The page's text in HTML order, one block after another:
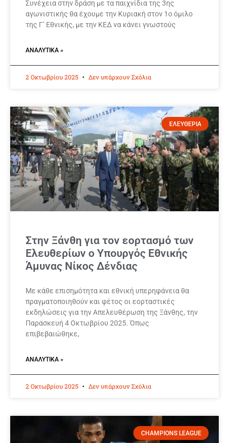
Συνέχεια στην δράση με τα παιχνίδια της 3ης
αγωνιστικής θα έχουμε την Κυριακή στον 1ο όμιλο
της Γ’ Εθνικής, με την ΚΕΔ να κάνει γνωστούς
ΑΝΑΛΥΤΙΚΆ »
2 Οκτωβρίου 2025 Δεν υπάρχουν Σχόλια
ΕΛΕΥΘΕΡΙΑ
Στην Ξάνθη για τον εορτασμό των
Ελευθερίων ο Υπουργός Εθνικής
Άμυνας Νίκος Δένδιας
Με κάθε επισημότητα και εθνική υπερηφάνεια θα
πραγματοποιηθούν και φέτος οι εορταστικές
εκδηλώσεις για την Απελευθέρωση της Ξάνθης, την
Παρασκευή 4 Οκτωβρίου 2025. Όπως
επιβεβαιώθηκε,
ΑΝΑΛΥΤΙΚΆ »
2 Οκτωβρίου 2025 Δεν υπάρχουν Σχόλια
CHAMPIONS LEAGUE